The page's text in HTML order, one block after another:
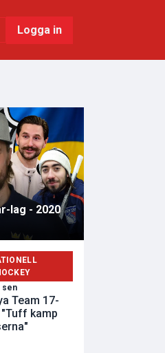
Logga in
lag - 2020
sen
Team 17-
kamp